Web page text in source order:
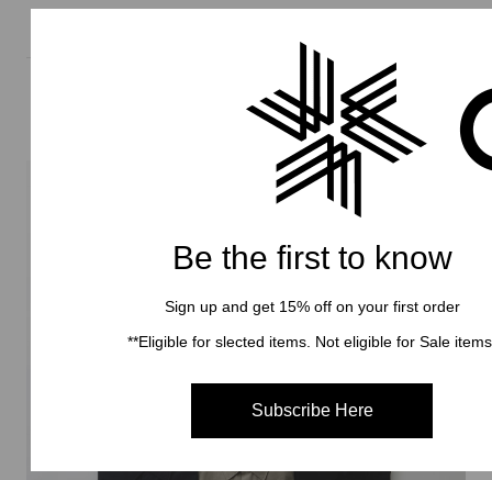
One Tuck Tapered Light Pants
Be the first to know
Sign up and get 15% off on your first order
**Eligible for slected items. Not eligible for Sale
Subscribe Here